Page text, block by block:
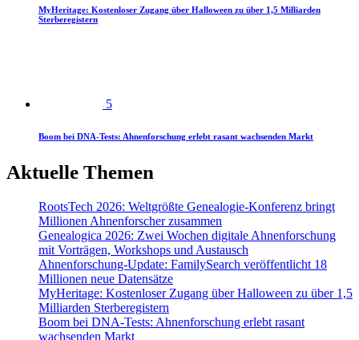
MyHeritage: Kostenloser Zugang über Halloween zu über 1,5 Milliarden
Sterberegistern
5
Boom bei DNA-Tests: Ahnenforschung erlebt rasant wachsenden Markt
Aktuelle Themen
RootsTech 2026: Weltgrößte Genealogie-Konferenz bringt
Millionen Ahnenforscher zusammen
Genealogica 2026: Zwei Wochen digitale Ahnenforschung
mit Vorträgen, Workshops und Austausch
Ahnenforschung-Update: FamilySearch veröffentlicht 18
Millionen neue Datensätze
MyHeritage: Kostenloser Zugang über Halloween zu über 1,5
Milliarden Sterberegistern
Boom bei DNA-Tests: Ahnenforschung erlebt rasant
wachsenden Markt